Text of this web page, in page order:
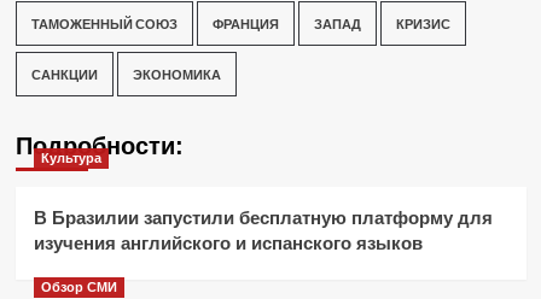
ТАМОЖЕННЫЙ СОЮЗ ФРАНЦИЯ ЗАПАД КРИЗИС
САНКЦИИ ЭКОНОМИКА
Подробности:
Культура
В Бразилии запустили бесплатную платформу для
изучения английского и испанского языков
Обзор СМИ